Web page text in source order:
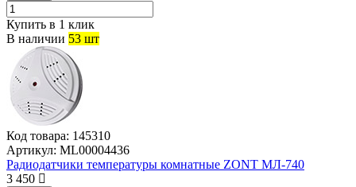
Купить в 1 клик
В наличии 53 шт
Код товара: 145310
Артикул: ML00004436
Радиодатчики температуры комнатные ZONT МЛ-740
3 450